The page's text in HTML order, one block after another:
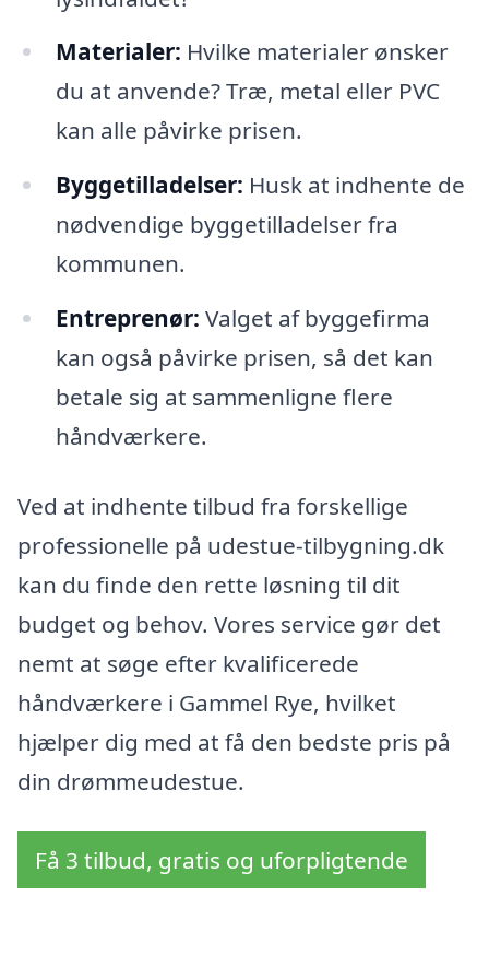
Materialer: Hvilke materialer ønsker
du at anvende? Træ, metal eller PVC
kan alle påvirke prisen.
Byggetilladelser: Husk at indhente de
nødvendige byggetilladelser fra
kommunen.
Entreprenør: Valget af byggefirma
kan også påvirke prisen, så det kan
betale sig at sammenligne flere
håndværkere.
Ved at indhente tilbud fra forskellige
professionelle på udestue-tilbygning.dk
kan du finde den rette løsning til dit
budget og behov. Vores service gør det
nemt at søge efter kvalificerede
håndværkere i Gammel Rye, hvilket
hjælper dig med at få den bedste pris på
din drømmeudestue.
Få 3 tilbud, gratis og uforpligtende